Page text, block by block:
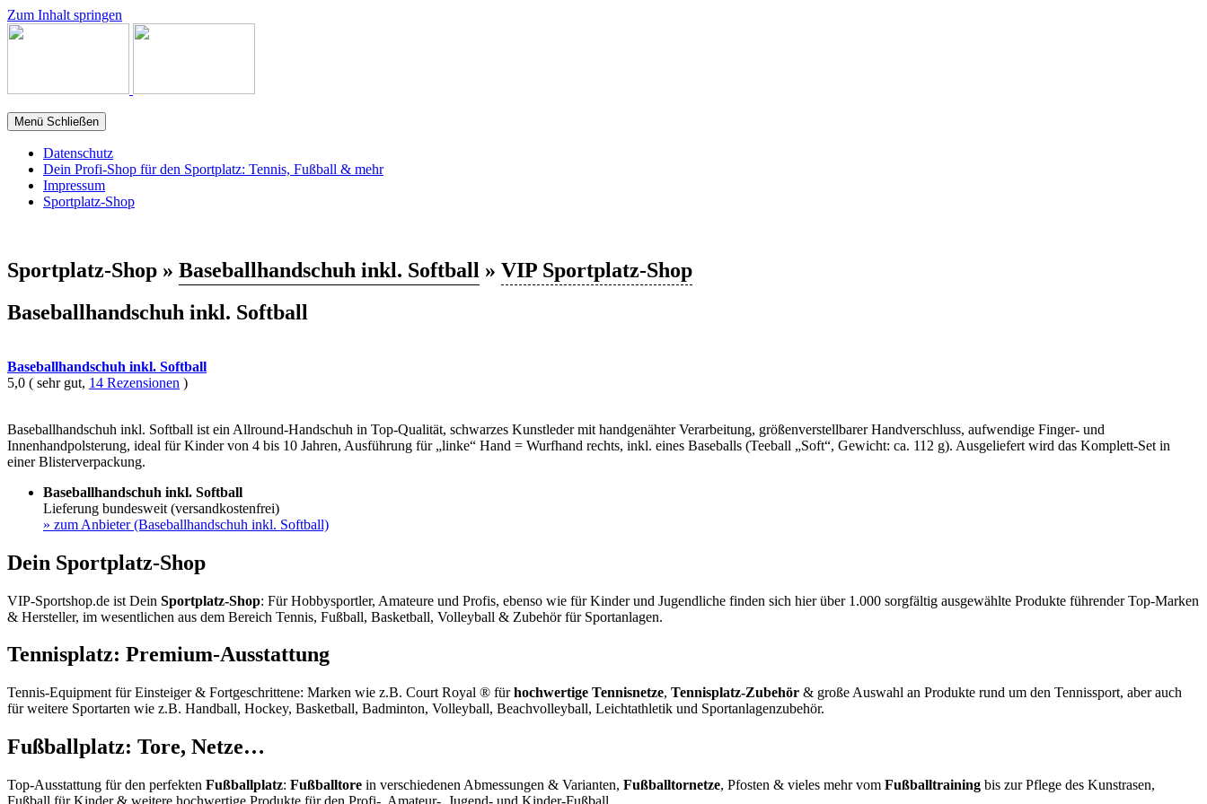
Zum Inhalt springen
Menü Schließen
Datenschutz
Dein Profi-Shop für den Sportplatz: Tennis, Fußball & mehr
Impressum
Sportplatz-Shop
Sportplatz-Shop » Baseballhandschuh inkl. Softball » VIP Sportplatz-Shop
Baseballhandschuh inkl. Softball
Baseballhandschuh inkl. Softball
5,0 ( sehr gut, 14 Rezensionen )
Baseballhandschuh inkl. Softball ist ein Allround-Handschuh in Top-Qualität, schwarzes Kunstleder mit handgenähter Verarbeitung, größenverstellbarer Handverschluss, aufwendige Finger- und
Innenhandpolsterung, ideal für Kinder von 4 bis 10 Jahren, Ausführung für „linke“ Hand = Wurfhand rechts, inkl. eines Baseballs (Teeball „Soft“, Gewicht: ca. 112 g). Ausgeliefert wird das Komplett-Set in
einer Blisterverpackung.
Baseballhandschuh inkl. Softball
Lieferung bundesweit (versandkostenfrei)
» zum Anbieter (Baseballhandschuh inkl. Softball)
Dein Sportplatz-Shop
VIP-Sportshop.de ist Dein Sportplatz-Shop: Für Hobbysportler, Amateure und Profis, ebenso wie für Kinder und Jugendliche finden sich hier über 1.000 sorgfältig ausgewählte Produkte führender Top-Marken
& Hersteller, im wesentlichen aus dem Bereich Tennis, Fußball, Basketball, Volleyball & Zubehör für Sportanlagen.
Tennisplatz: Premium-Ausstattung
Tennis-Equipment für Einsteiger & Fortgeschrittene: Marken wie z.B. Court Royal ® fürhochwertige Tennisnetze, Tennisplatz-Zubehör & große Auswahl an Produkte rund um den Tennissport, aber auch
für weitere Sportarten wie z.B. Handball, Hockey, Basketball, Badminton, Volleyball, Beachvolleyball, Leichtathletik und Sportanlagenzubehör.
Fußballplatz: Tore, Netze…
Top-Ausstattung für den perfekten Fußballplatz: Fußballtore in verschiedenen Abmessungen & Varianten, Fußballtornetze, Pfosten & vieles mehr vom Fußballtraining bis zur Pflege des Kunstrasen,